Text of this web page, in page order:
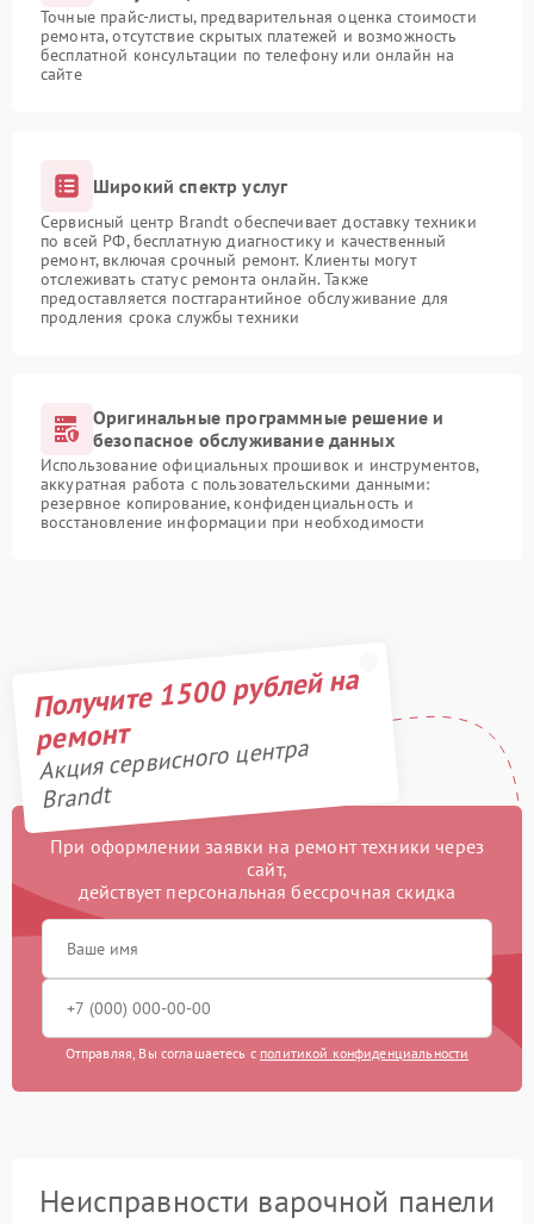
Точные прайс-листы, предварительная оценка стоимости
ремонта, отсутствие скрытых платежей и возможность
бесплатной консультации по телефону или онлайн на
сайте
Широкий спектр услуг
Сервисный центр Brandt обеспечивает доставку техники
по всей РФ, бесплатную диагностику и качественный
ремонт, включая срочный ремонт. Клиенты могут
отслеживать статус ремонта онлайн. Также
предоставляется постгарантийное обслуживание для
продления срока службы техники
Оригинальные программные решение и
безопасное обслуживание данных
Использование официальных прошивок и инструментов,
аккуратная работа с пользовательскими данными:
резервное копирование, конфиденциальность и
восстановление информации при необходимости
Получите 1500 рублей на
ремонт
Акция сервисного центра
Brandt
При оформлении заявки на ремонт техники через
сайт,
действует персональная бессрочная скидка
Отправляя, Вы соглашаетесь с политикой конфиденциальности
Неисправности варочной панели